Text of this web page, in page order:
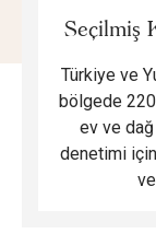
Seçilmiş
Türkiye ve
bölgede
ev ve
denetimi